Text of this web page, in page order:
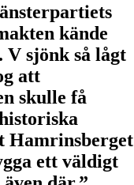
kände
V sjönk så lågt
att
skulle få
Hamrinsberget
ett väldigt